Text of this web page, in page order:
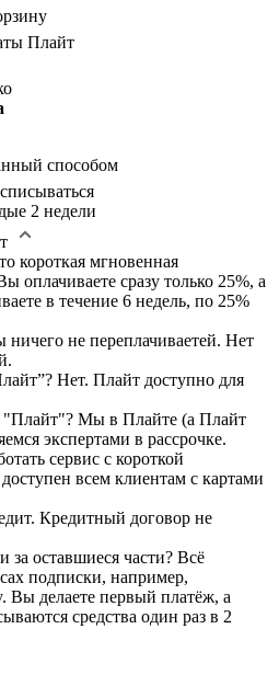
Плайт
способом
2 недели
короткая мгновенная
оплачиваете сразу только 25%, а
в течение 6 недель, по 25%
ничего не переплачиваетей. Нет
Нет. Плайт доступно для
"Плайт"? Мы в Плайте (а Плайт
экспертами в рассрочке.
сервис с короткой
всем клиентам с картами
Кредитный договор не
за оставшиеся части? Всё
подписки, например,
делаете первый платёж, а
средства один раз в 2